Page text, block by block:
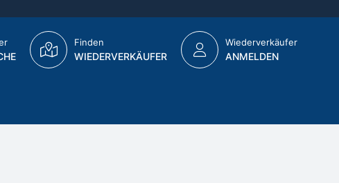
Finden
WIEDERVERKÄUFER
Wiederverkäufer
ANMELDEN